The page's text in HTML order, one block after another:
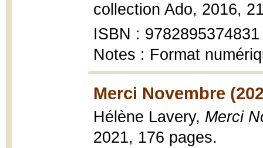
collection Ado, 2016,
ISBN : 9782895374831
Notes : Format
Merci Novembre
Hélène Lavery, Merci
2021, 176 pages.